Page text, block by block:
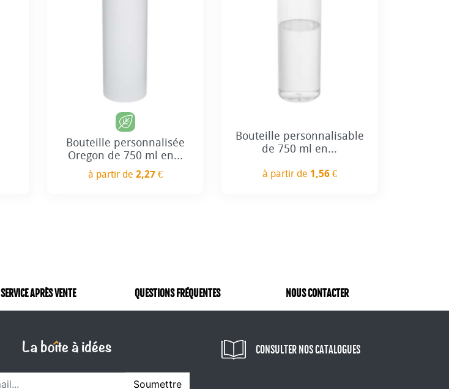
Bouteille personnalisée
Oregon de 750 ml en...
à partir de 2,27 €
Bouteille personnalisable
de 750 ml en...
à partir de 1,56 €
SERVICE APRÈS VENTE QUESTIONS FRÉQUENTES NOUS CONTACTER
Soumettre
CONSULTER NOS CATALOGUES